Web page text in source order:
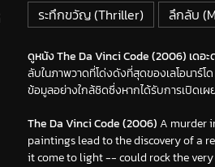
ระทึกขวัญ (Thriller) ลึกลับ
ดูหนัง The Da Vinci Code (2006) เดอะ
ลับในภาพวาดที่โด่งดังที่สุดของเลโอนาร์
ข้อมูลอย่างใกล้ชิดซึ่งหากได้รับการเปิดเ
The Da Vinci Code (2006)A murder
paintings lead to the discovery of a
it come to light -- could rock the